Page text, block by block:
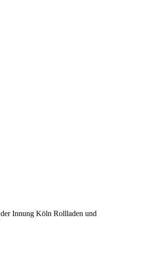
der Innung Köln Rollladen und